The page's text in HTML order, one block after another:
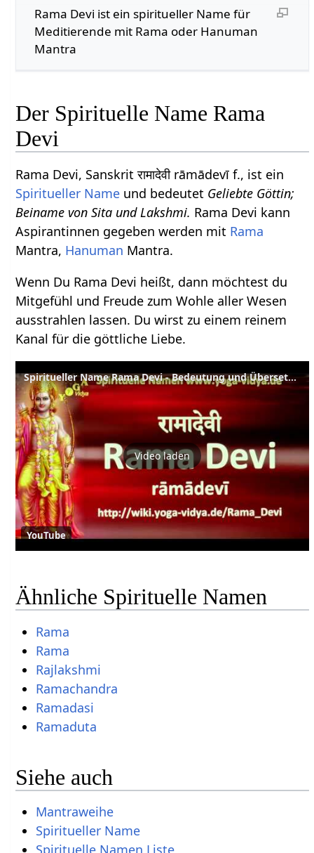
Rama Devi ist ein spiritueller Name für
Meditierende mit Rama oder Hanuman
Mantra
Der Spirituelle Name Rama
Devi
Rama Devi, Sanskrit रामादेवी rāmādevī f., ist ein
Spiritueller Name und bedeutet Geliebte Göttin;
Beiname von Sita und Lakshmi. Rama Devi kann
Aspirantinnen gegeben werden mit Rama
Mantra, Hanuman Mantra.
Wenn Du Rama Devi heißt, dann möchtest du
Mitgefühl und Freude zum Wohle aller Wesen
ausstrahlen lassen. Du wirst zu einem reinem
Kanal für die göttliche Liebe.
Spiritueller Name Rama Devi - Bedeutung und Übersetzung aus dem Sanskrit
Video laden
YouTube
Ähnliche Spirituelle Namen
Rama
Rama
Rajlakshmi
Ramachandra
Ramadasi
Ramaduta
Siehe auch
Mantraweihe
Spiritueller Name
Spirituelle Namen Liste